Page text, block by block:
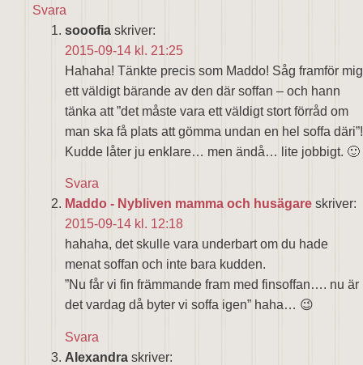
Svara
sooofia skriver:
2015-09-14 kl. 21:25
Hahaha! Tänkte precis som Maddo! Såg framför mig
ett väldigt bärande av den där soffan – och hann
tänka att ”det måste vara ett väldigt stort förråd om
man ska få plats att gömma undan en hel soffa däri”!
Kudde låter ju enklare… men ändå… lite jobbigt. 🙂
Svara
Maddo - Nybliven mamma och husägare skriver:
2015-09-14 kl. 12:18
hahaha, det skulle vara underbart om du hade
menat soffan och inte bara kudden.
”Nu får vi fin främmande fram med finsoffan…. nu är
det vardag då byter vi soffa igen” haha… 😉
Svara
Alexandra skriver: